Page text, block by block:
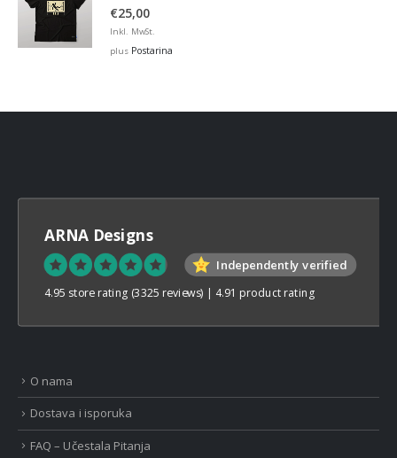
5.00out of 5
€25,00
Inkl. MwSt.
plus Postarina
ARNA Designs
Independently verified
4.95 store rating (3325 reviews) | 4.91 product rating
O nama
Dostava i isporuka
FAQ – Učestala Pitanja